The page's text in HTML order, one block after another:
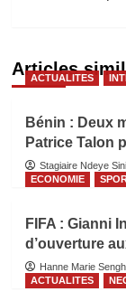
Articles
ACTUALITES
Bénin : Deux
Patrice Talon
Stagiaire Ndeye
ECONOMIE
FIFA : Gianni
d’ouverture
Hanne Marie
ACTUALITES